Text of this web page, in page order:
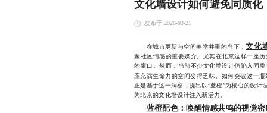
文化墙设计如何避免同质化
发布于 2026-03-21
在城市更新与空间美学并重的当下，文化
聚社区情感的重要媒介。尤其在北京这样一座
的窗口。然而，当前不少文化墙设计仍陷入同
应充满生命力的空间变得乏味。如何突破这一
正是基于这一洞察，提出以“蓝橙”为核心的设
为北京的文化墙设计注入新活力。
蓝橙配色：唤醒情感共鸣的视觉密